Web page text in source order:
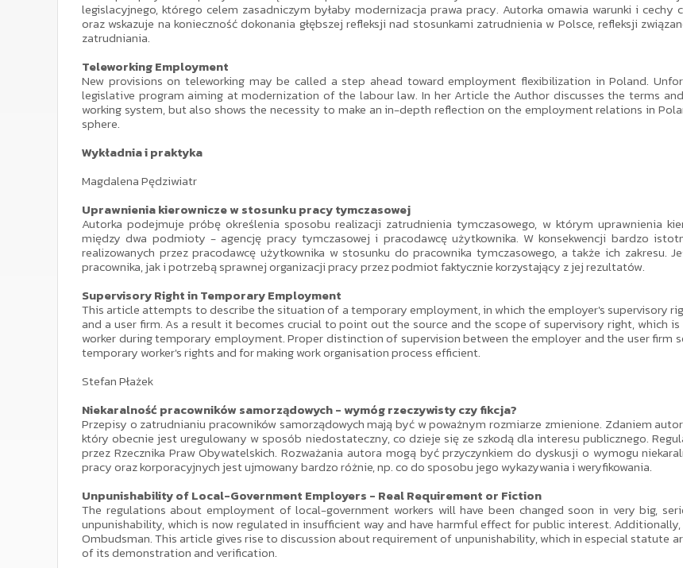
legislacyjnego, którego celem zasadniczym byłaby modernizacja prawa pracy. Autorka omawia warunki i
oraz wskazuje na konieczność dokonania głębszej refleksji nad stosunkami zatrudnienia w Polsce, refleksji
zatrudniania.
Teleworking Employment
New provisions on teleworking may be called a step ahead toward employment flexibilization in Poland.
legislative program aiming at modernization of the labour law. In her Article the Author discusses the terms
working system, but also shows the necessity to make an in-depth reflection on the employment relations in
sphere.
Wykładnia i praktyka
Magdalena Pędziwiatr
Uprawnienia kierownicze w stosunku pracy tymczasowej
Autorka podejmuje próbę określenia sposobu realizacji zatrudnienia tymczasowego, w którym uprawnienia
między dwa podmioty - agencję pracy tymczasowej i pracodawcę użytkownika. W konsekwencji bardzo
realizowanych przez pracodawcę użytkownika w stosunku do pracownika tymczasowego, a także ich zakresu.
pracownika, jak i potrzebą sprawnej organizacji pracy przez podmiot faktycznie korzystający z jej rezultatów.
Supervisory Right in Temporary Employment
This article attempts to describe the situation of a temporary employment, in which the employer's supervisory
and a user firm. As a result it becomes crucial to point out the source and the scope of supervisory right, which
worker during temporary employment. Proper distinction of supervision between the employer and the user
temporary worker's rights and for making work organisation process efficient.
Stefan Płażek
Niekaralność pracowników samorządowych - wymóg rzeczywisty czy fikcja?
Przepisy o zatrudnianiu pracowników samorządowych mają być w poważnym rozmiarze zmienione. Zdaniem
który obecnie jest uregulowany w sposób niedostateczny, co dzieje się ze szkodą dla interesu publicznego.
przez Rzecznika Praw Obywatelskich. Rozważania autora mogą być przyczynkiem do dyskusji o wymogu
pracy oraz korporacyjnych jest ujmowany bardzo różnie, np. co do sposobu jego wykazywania i weryfikowania.
Unpunishability of Local-Government Employers - Real Requirement or Fiction
The regulations about employment of local-government workers will have been changed soon in very big,
unpunishability, which is now regulated in insufficient way and have harmful effect for public interest.
Ombudsman. This article gives rise to discussion about requirement of unpunishability, which in especial statute
of its demonstration and verification.